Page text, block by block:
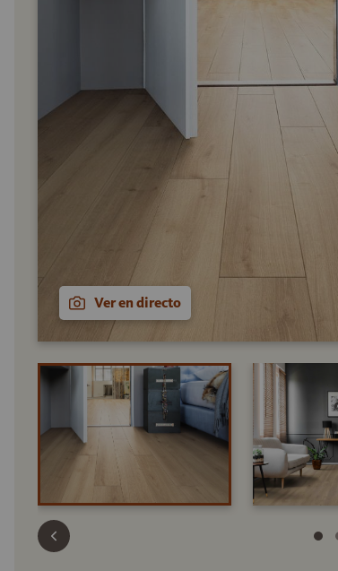
Ver en directo